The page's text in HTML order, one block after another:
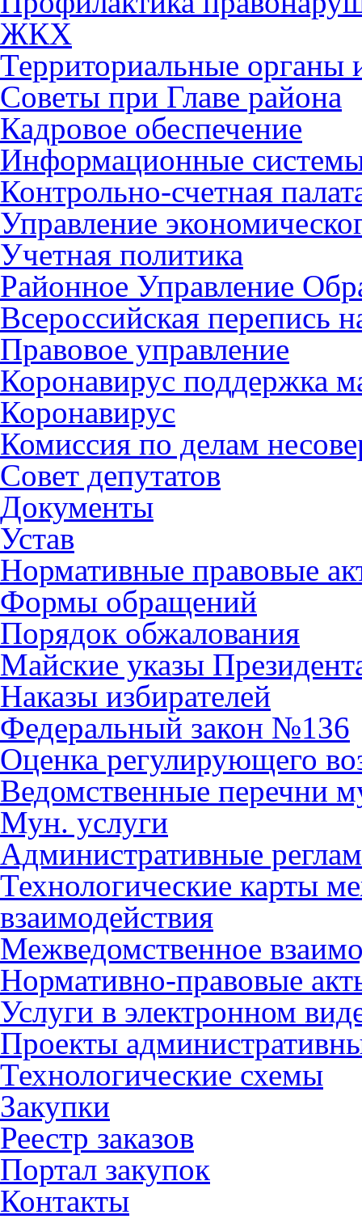
ЖКХ
Территориальные органы
Советы при Главе района
Кадровое обеспечение
Информационные
Контрольно-счетная
Управление
Учетная политика
Районное Управление
Всероссийская перепись
Правовое управление
Коронавирус поддержка
Коронавирус
Комиссия по делам
Совет депутатов
Документы
Устав
Нормативные правовые
Формы обращений
Порядок обжалования
Майские указы
Наказы избирателей
Федеральный закон №136
Оценка регулирующего
Ведомственные перечни
Мун. услуги
Административные
Технологические карты
взаимодействия
Межведомственное
Нормативно-правовые
Услуги в электронном
Проекты
Технологические схемы
Закупки
Реестр заказов
Портал закупок
Контакты